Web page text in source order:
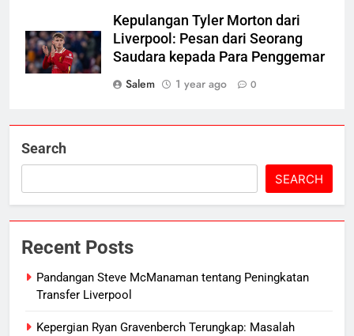
Kepulangan Tyler Morton dari
Liverpool: Pesan dari Seorang
Saudara kepada Para Penggemar
Salem
1 year ago 0
Search
SEARCH
Recent Posts
Pandangan Steve McManaman tentang Peningkatan
Transfer Liverpool
Kepergian Ryan Gravenberch Terungkap: Masalah